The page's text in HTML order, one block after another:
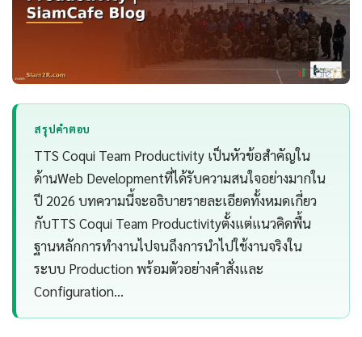
สรุปคำตอบ
TTS Coqui Team Productivity เป็นหัวข้อสำคัญใน
ด้านWeb Developmentที่ได้รับความสนใจอย่างมากใน
ปี 2026 บทความนี้จะอธิบายรายละเอียดทั้งหมดเกี่ยว
กับTTS Coqui Team Productivityตั้งแต่แนวคิดพื้น
ฐานหลักการทำงานไปจนถึงการนำไปใช้งานจริงใน
ระบบ Production พร้อมตัวอย่างคำสั่งและ
Configuration…